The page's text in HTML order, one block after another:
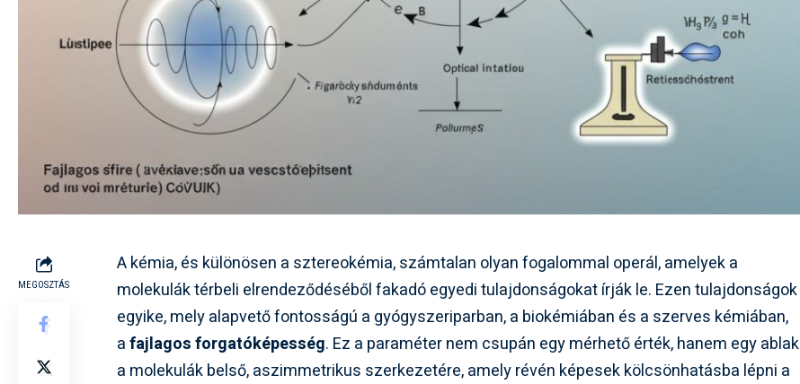
MEGOSZTÁS
A kémia, és különösen a sztereokémia, számtalan olyan fogalommal operál, amelyek a
molekulák térbeli elrendeződéséből fakadó egyedi tulajdonságokat írják le. Ezen tulajdonságok
egyike, mely alapvető fontosságú a gyógyszeriparban, a biokémiában és a szerves kémiában,
afajlagos forgatóképesség. Ez a paraméter nem csupán egy mérhető érték, hanem egy ablak
a molekulák belső, aszimmetrikus szerkezetére, amely révén képesek kölcsönhatásba lépni a